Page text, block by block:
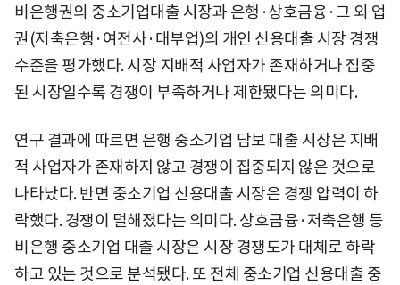
비은행권의 중소기업대출 시장과 은행·상호금융·그 외 업
권(저축은행·여전사·대부업)의 개인 신용대출 시장 경쟁
수준을 평가했다. 시장 지배적 사업자가 존재하거나 집중
된 시장일수록 경쟁이 부족하거나 제한됐다는 의미다.
연구 결과에 따르면 은행 중소기업 담보 대출 시장은 지배
적 사업자가 존재하지 않고 경쟁이 집중되지 않은 것으로
나타났다. 반면 중소기업 신용대출 시장은 경쟁 압력이 하
락했다. 경쟁이 덜해졌다는 의미다. 상호금융·저축은행 등
비은행 중소기업 대출 시장은 시장 경쟁도가 대체로 하락
하고 있는 것으로 분석됐다. 또 전체 중소기업 신용대출 중